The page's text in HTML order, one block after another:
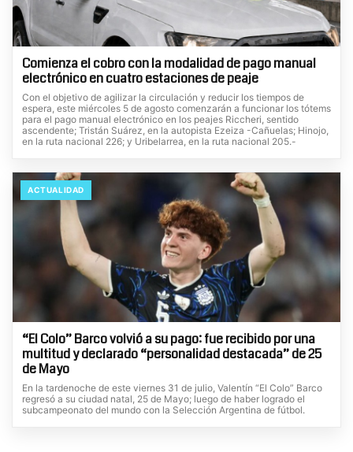
Comienza el cobro con la modalidad de pago manual
electrónico en cuatro estaciones de peaje
Con el objetivo de agilizar la circulación y reducir los tiempos de
espera, este miércoles 5 de agosto comenzarán a funcionar los tótems
para el pago manual electrónico en los peajes Riccheri, sentido
ascendente; Tristán Suárez, en la autopista Ezeiza -Cañuelas; Hinojo,
en la ruta nacional 226; y Uribelarrea, en la ruta nacional 205.-
ACTUALIDAD
“El Colo” Barco volvió a su pago: fue recibido por una
multitud y declarado “personalidad destacada” de 25
de Mayo
En la tardenoche de este viernes 31 de julio, Valentín “El Colo” Barco
regresó a su ciudad natal, 25 de Mayo; luego de haber logrado el
subcampeonato del mundo con la Selección Argentina de fútbol.